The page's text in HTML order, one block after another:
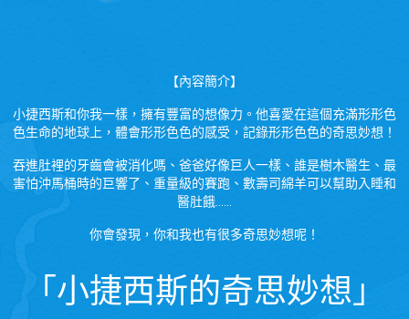
【內容簡介】
小捷西斯和你我一樣，擁有豐富的想像力。他喜愛在這個充滿形形色
色生命的地球上，體會形形色色的感受，記錄形形色色的奇思妙想！
吞進肚裡的牙齒會被消化嗎、爸爸好像巨人一樣、誰是樹木醫生、最
害怕沖馬桶時的巨響了、重量級的賽跑、數壽司綿羊可以幫助入睡和
醫肚餓……
你會發現，你和我也有很多奇思妙想呢！
「小捷西斯的奇思妙想」